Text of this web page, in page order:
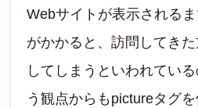
Webサイトが表示される
がかかると、訪問してき
してしまうといわれてい
う観点からもpictureタグ